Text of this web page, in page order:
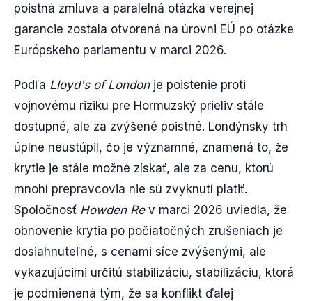
poistná zmluva a paralelná otázka verejnej
garancie zostala otvorená na úrovni EÚ po otázke
Európskeho parlamentu v marci 2026.
Podľa Lloyd's of Londonje poistenie proti
vojnovému riziku pre Hormuzský prieliv stále
dostupné, ale za zvýšené poistné. Londýnsky trh
úplne neustúpil, čo je významné, znamená to, že
krytie je stále možné získať, ale za cenu, ktorú
mnohí prepravcovia nie sú zvyknutí platiť.
Spoločnosť Howden Rev marci 2026 uviedla, že
obnovenie krytia po počiatočných zrušeniach je
dosiahnuteľné, s cenami síce zvýšenými, ale
vykazujúcimi určitú stabilizáciu, stabilizáciu, ktorá
je podmienená tým, že sa konflikt ďalej